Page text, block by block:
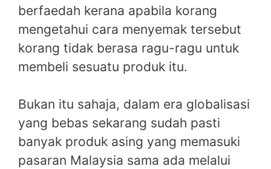
berfaedah kerana apabila korang
mengetahui cara menyemak tersebut
korang tidak berasa ragu-ragu untuk
membeli sesuatu produk itu.
Bukan itu sahaja, dalam era globalisasi
yang bebas sekarang sudah pasti
banyak produk asing yang memasuki
pasaran Malaysia sama ada melalui